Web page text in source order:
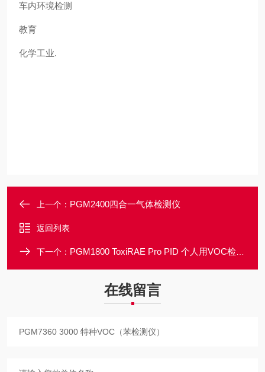
车内环境检测
教育
化学工业.
上一个： PGM2400四合一气体检测仪
返回列表
下一个： PGM1800 ToxiRAE Pro PID 个人用VOC检测仪
在线留言